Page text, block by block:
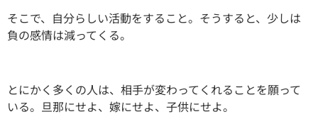
そこで、自分らしい活動をすること。そうすると、少しは
負の感情は減ってくる。
とにかく多くの人は、相手が変わってくれることを願って
いる。旦那にせよ、嫁にせよ、子供にせよ。